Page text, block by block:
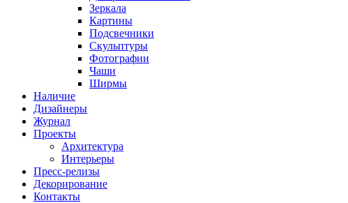
Зеркала
Картины
Подсвечники
Скульптуры
Фотографии
Чаши
Ширмы
Наличие
Дизайнеры
Журнал
Проекты
Архитектура
Интерьеры
Пресс-релизы
Декорирование
Контакты